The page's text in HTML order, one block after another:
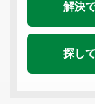
解決
探し